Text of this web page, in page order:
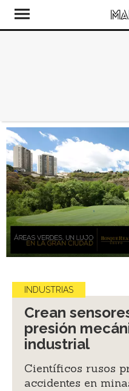
INDUSTRIAS
Crean
presión
industrial
Científicos rusos
accidentes en